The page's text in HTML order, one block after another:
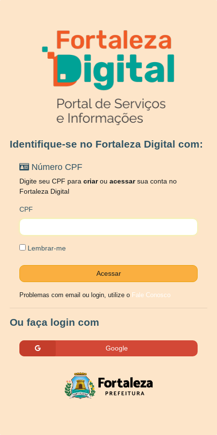
Identifique-se no Fortaleza Digital com:
Número CPF
Digite seu CPF para criarou acessarsua conta no
Fortaleza Digital
CPF
Lembrar-me
Problemas com email ou login, utilize o Fale Conosco
Ou faça login com
Google